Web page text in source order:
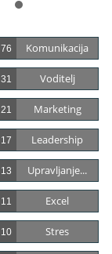
Komunikacija
76
Voditelj
31
Marketing
21
Leadership
17
Upravljanje...
13
Excel
11
Stres
10